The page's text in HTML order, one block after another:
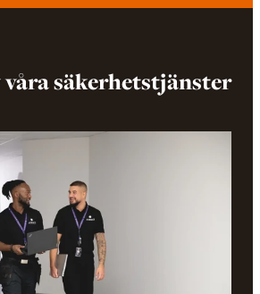
våra säkerhetstjänster